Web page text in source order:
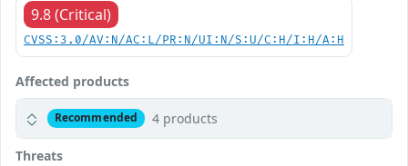
9.8 (Critical)
CVSS:3.0/AV:N/AC:L/PR:N/UI:N/S:U/C:H/I:H/A:H
Affected products
Recommended 4 products
Threats